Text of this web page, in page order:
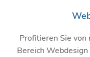
Profitieren Sie von
Bereich